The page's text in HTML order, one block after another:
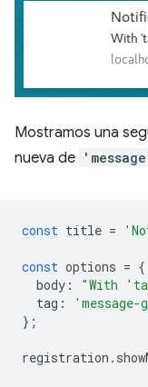
Mostramos una
nueva de
const title =
const options = {
body : "With
tag : 'message-
};
registration .